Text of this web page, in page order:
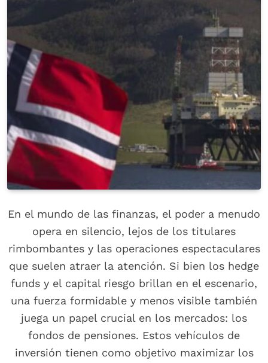
En el mundo de las finanzas, el poder a menudo
opera en silencio, lejos de los titulares
rimbombantes y las operaciones espectaculares
que suelen atraer la atención. Si bien los hedge
funds y el capital riesgo brillan en el escenario,
una fuerza formidable y menos visible también
juega un papel crucial en los mercados: los
fondos de pensiones. Estos vehículos de
inversión tienen como objetivo maximizar los